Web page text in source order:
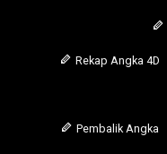
Rekap Angka 4D
Pembalik Angka